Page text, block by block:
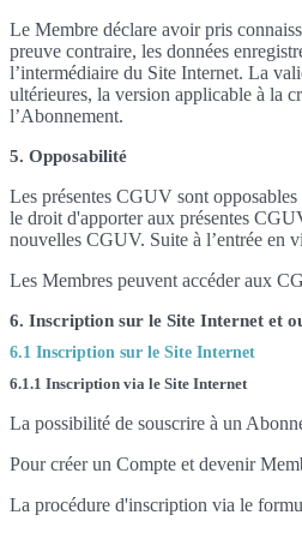
Le Membre déclare avoir pris
preuve contraire, les données
l’intermédiaire du Site Internet. La
ultérieures, la version applicable à la
l’Abonnement.
5. Opposabilité
Les présentes CGUV sont
le droit d'apporter aux présentes
nouvelles CGUV. Suite à l’entrée en
Les Membres peuvent accéder aux
6. Inscription sur le Site Internet et
6.1 Inscription sur le Site Internet
6.1.1 Inscription via le Site Internet
La possibilité de souscrire à un
Pour créer un Compte et devenir
La procédure d'inscription via le